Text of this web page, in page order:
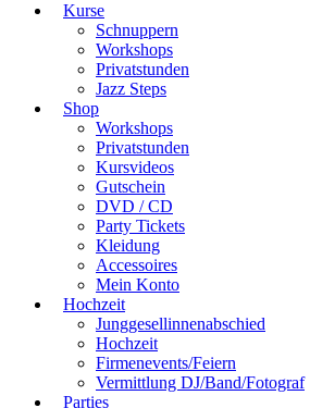
Kurse
Schnuppern
Workshops
Privatstunden
Jazz Steps
Shop
Workshops
Privatstunden
Kursvideos
Gutschein
DVD / CD
Party Tickets
Kleidung
Accessoires
Mein Konto
Hochzeit
Junggesellinnenabschied
Hochzeit
Firmenevents/Feiern
Vermittlung DJ/Band/Fotograf
Parties